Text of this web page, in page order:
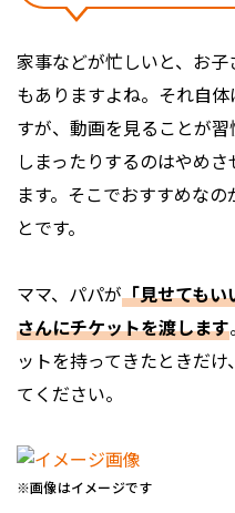
家事などが忙しいと、お
もありますよね。それ自
すが、動画を見ることが
しまったりするのはやめ
ます。そこでおすすめなの
とです。
ママ、パパが「見せてもい
さんにチケットを渡します
ットを持ってきたときだ
てください。
※画像はイメージです